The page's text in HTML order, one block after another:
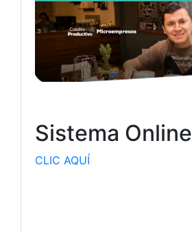
Sistema Online
CLIC AQUÍ